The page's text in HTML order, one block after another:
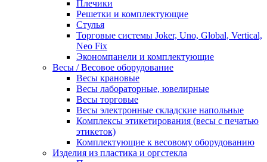
Плечики
Решетки и комплектующие
Стулья
Торговые системы Joker, Uno, Global, Vertical,
Neo Fix
Экономпанели и комплектующие
Весы / Весовое оборудование
Весы крановые
Весы лабораторные, ювелирные
Весы торговые
Весы электронные складские напольные
Комплексы этикетирования (весы с печатью
этикеток)
Комплектующие к весовому оборудованию
Изделия из пластика и оргстекла